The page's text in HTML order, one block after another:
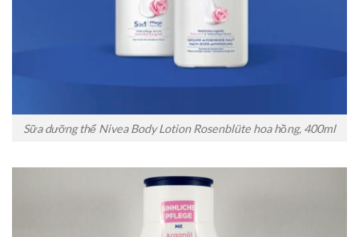
Sữa dưỡng thể Nivea Body Lotion Rosenblüte hoa hồng, 400ml